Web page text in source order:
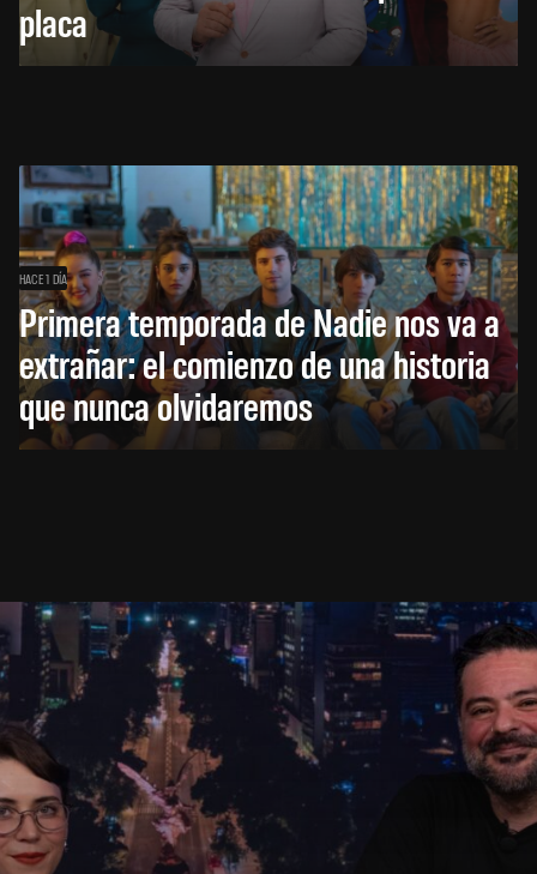
placa
HACE 1 DÍA
Primera temporada de Nadie nos va a
extrañar: el comienzo de una historia
que nunca olvidaremos